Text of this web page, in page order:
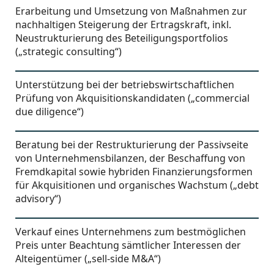
Erarbeitung und Umsetzung von Maßnahmen zur
nachhaltigen Steigerung der Ertragskraft, inkl.
Neustrukturierung des Beteiligungsportfolios
(„strategic consulting“)
Unterstützung bei der betriebswirtschaftlichen
Prüfung von Akquisitionskandidaten („commercial
due diligence“)
Beratung bei der Restrukturierung der Passivseite
von Unternehmensbilanzen, der Beschaffung von
Fremdkapital sowie hybriden Finanzierungsformen
für Akquisitionen und organisches Wachstum („debt
advisory“)
Verkauf eines Unternehmens zum bestmöglichen
Preis unter Beachtung sämtlicher Interessen der
Alteigentümer („sell-side M&A“)